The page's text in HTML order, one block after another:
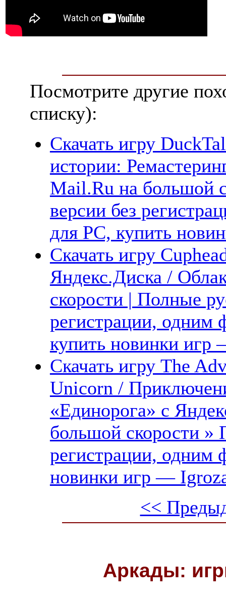
Посмотрите другие
списку):
Скачать игру
истории:
Mail.Ru на большой
версии без
для PC, купить
Скачать игру
Яндекс.Диска /
скорости | Полные
регистрации, одним
купить новинки
Скачать игру The
Unicorn /
«Единорога» с
большой скорости »
регистрации, одним
новинки игр —
<<
Аркады: